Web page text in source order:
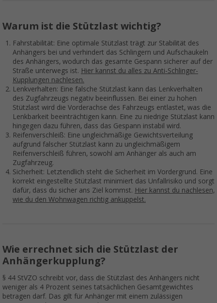
Warum ist die Stützlast wichtig?
Fahrstabilität: Eine optimale Stützlast trägt zur Stabilität des
Anhängers bei und verhindert das Schlingern und Aufschaukeln
des Anhängers, wodurch das gesamte Gespann sicherer auf der
Straße unterwegs ist. Hier kannst du alles zu Anti-Schlinger-
Kupplungen nachlesen.
Lenkverhalten: Eine falsche Stützlast kann das Lenkverhalten
des Zugfahrzeugs negativ beeinflussen. Bei einer zu hohen
Stützlast wird die Vorderachse des Fahrzeugs entlastet, was die
Lenkbarkeit beeinträchtigen kann. Eine zu niedrige Stützlast kann
hingegen dazu führen, dass das Gespann instabil wird.
Reifenverschleiß: Eine ungleichmäßige Gewichtsverteilung
aufgrund falscher Stützlast kann zu ungleichmäßigem
Reifenverschleiß führen, sowohl am Anhänger als auch am
Zugfahrzeug.
Sicherheit: Letztendlich steht die Sicherheit im Vordergrund. Eine
korrekt eingestellte Stützlast minimiert das Unfallrisiko und sorgt
dafür, dass du sicher ans Ziel kommst. Hier kannst du nachlesen,
wie du den Wohnwagen richtig ankuppelst.
Wie errechnet sich die Stützlast der
Anhängerkupplung?
§ 44 StVZO schreibt vor, dass die Stützlast des Anhängers nicht
weniger als 4 Prozent seines tatsächlichen Gesamtgewichtes
betragen darf. Das gilt für Anhänger mit einem zulässigen